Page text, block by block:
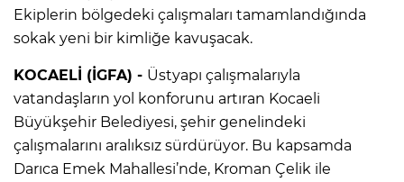
Ekiplerin bölgedeki çalışmaları tamamlandığında
sokak yeni bir kimliğe kavuşacak.
KOCAELİ (İGFA) - Üstyapı çalışmalarıyla
vatandaşların yol konforunu artıran Kocaeli
Büyükşehir Belediyesi, şehir genelindeki
çalışmalarını aralıksız sürdürüyor. Bu kapsamda
Darıca Emek Mahallesi’nde, Kroman Çelik ile